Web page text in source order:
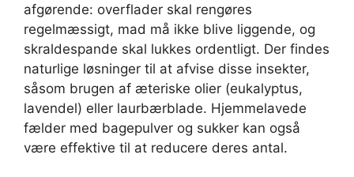
afgørende: overflader skal rengøres
regelmæssigt, mad må ikke blive liggende, og
skraldespande skal lukkes ordentligt. Der findes
naturlige løsninger til at afvise disse insekter,
såsom brugen af ​​æteriske olier (eukalyptus,
lavendel) eller laurbærblade. Hjemmelavede
fælder med bagepulver og sukker kan også
være effektive til at reducere deres antal.